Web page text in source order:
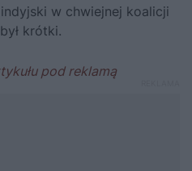
w chwiejnej koalicji
krótki.